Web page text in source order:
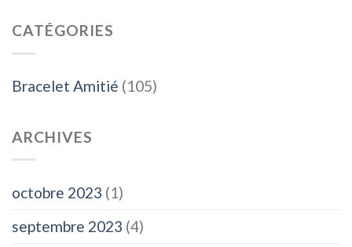
CATÉGORIES
Bracelet Amitié (105)
ARCHIVES
octobre 2023 (1)
septembre 2023 (4)